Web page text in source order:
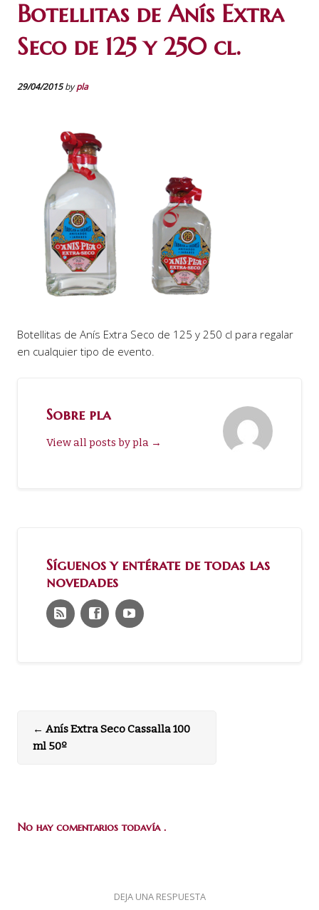
Botellitas de Anís Extra
Seco de 125 y 250 cl.
29/04/2015bypla
Botellitas de Anís Extra Seco de 125 y 250 cl para regalar
en cualquier tipo de evento.
Sobre pla
View all posts by pla →
Síguenos y entérate de todas las
novedades
← Anís Extra Seco Cassalla 100
ml 50º
No hay comentarios todavía .
DEJA UNA RESPUESTA